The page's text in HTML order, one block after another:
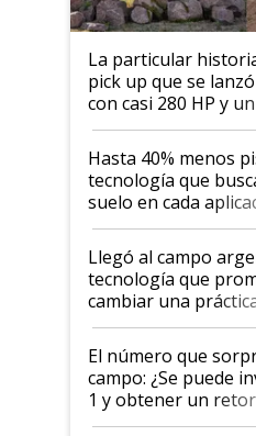
La particular
pick up que se
con casi 280 HP y
cuánto se vende
Hasta 40% menos
tecnología que
suelo en cada
llevó Jacto al
Aapresid 2026
Llegó al campo
tecnología que
cambiar una
clave: ¿Y si analizar
fuera tan simple
un botón?
El número que
campo: ¿Se puede
1 y obtener un
hasta US$ 10 en